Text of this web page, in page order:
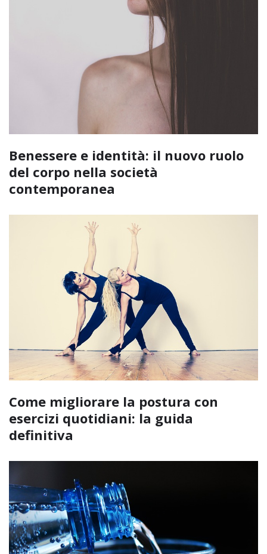
Benessere e identità: il nuovo ruolo
del corpo nella società
contemporanea
Come migliorare la postura con
esercizi quotidiani: la guida
definitiva